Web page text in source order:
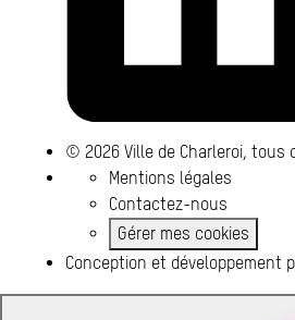
© 2026 Ville de Charleroi, tous
Mentions légales
Contactez-nous
Gérer mes cookies
Conception et développement